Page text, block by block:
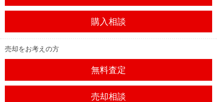
購入相談
売却をお考えの方
無料査定
売却相談